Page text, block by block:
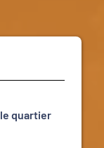
quartier